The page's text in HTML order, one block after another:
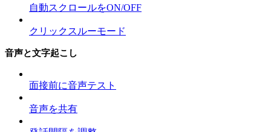
自動スクロールをON/OFF
クリックスルーモード
音声と文字起こし
面接前に音声テスト
音声を共有